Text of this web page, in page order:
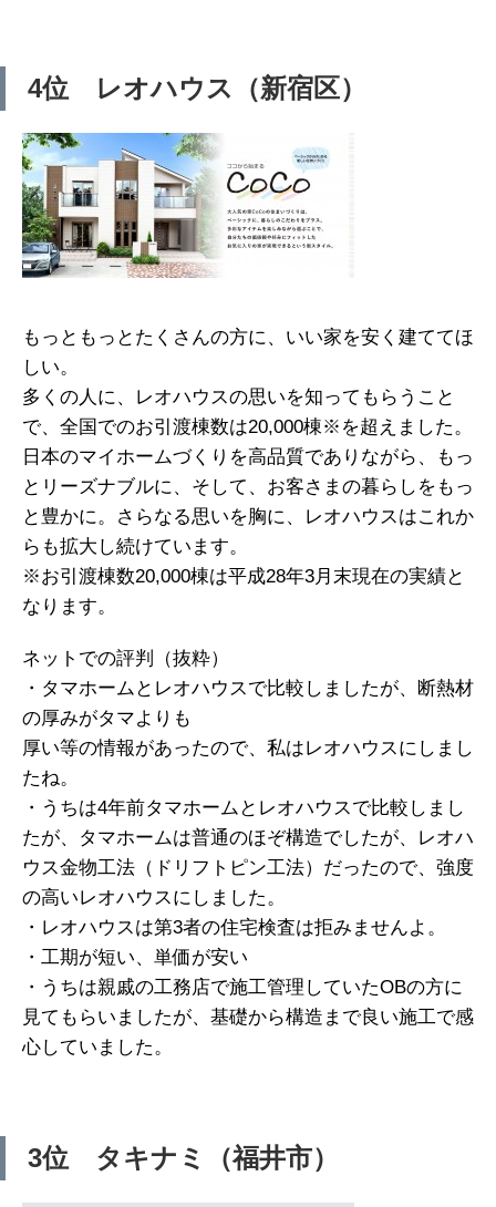
4位 レオハウス（新宿区）
もっともっとたくさんの方に、いい家を安く建ててほ
しい。
多くの人に、レオハウスの思いを知ってもらうこと
で、全国でのお引渡棟数は20,000棟※を超えました。
日本のマイホームづくりを高品質でありながら、もっ
とリーズナブルに、そして、お客さまの暮らしをもっ
と豊かに。さらなる思いを胸に、レオハウスはこれか
らも拡大し続けています。
※お引渡棟数20,000棟は平成28年3月末現在の実績と
なります。
ネットでの評判（抜粋）
・タマホームとレオハウスで比較しましたが、断熱材
の厚みがタマよりも
厚い等の情報があったので、私はレオハウスにしまし
たね。
・うちは4年前タマホームとレオハウスで比較しまし
たが、タマホームは普通のほぞ構造でしたが、レオハ
ウス金物工法（ドリフトピン工法）だったので、強度
の高いレオハウスにしました。
・レオハウスは第3者の住宅検査は拒みませんよ。
・工期が短い、単価が安い
・うちは親戚の工務店で施工管理していたOBの方に
見てもらいましたが、基礎から構造まで良い施工で感
心していました。
3位 タキナミ（福井市）